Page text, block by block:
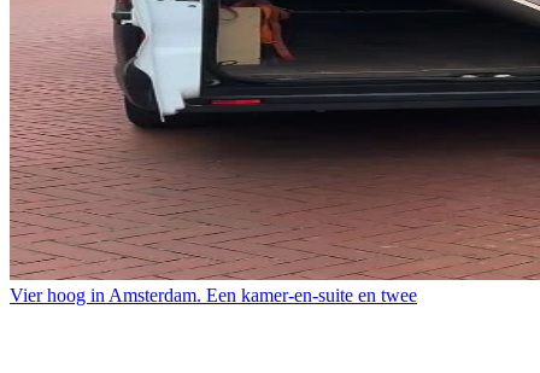
Vier hoog in Amsterdam. Een kamer-en-suite en twee